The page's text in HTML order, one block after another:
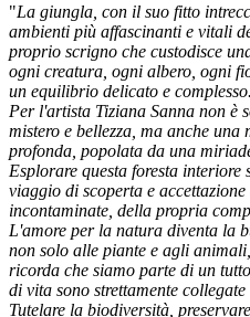
"La giungla, con il suo fitto
ambienti più affascinanti e vitali
proprio scrigno che custodisce
ogni creatura, ogni albero, ogni
un equilibrio delicato e complesso.
Per l'artista Tiziana Sanna non è
mistero e bellezza, ma anche
profonda, popolata da una
Esplorare questa foresta
viaggio di scoperta e
incontaminate, della propria
L'amore per la natura diventa la
non solo alle piante e agli
ricorda che siamo parte di un
di vita sono strettamente
Tutelare la biodiversità,